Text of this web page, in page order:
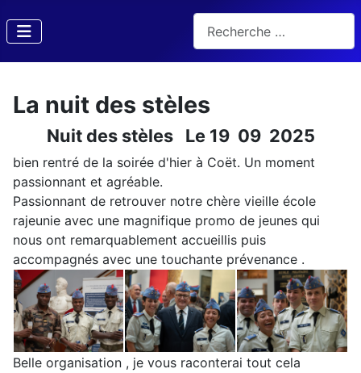
La nuit des stèles
Nuit des stèles Le 19 09 2025
bien rentré de la soirée d'hier à Coët. Un moment
passionnant et agréable.
Passionnant de retrouver notre chère vieille école
rajeunie avec une magnifique promo de jeunes qui
nous ont remarquablement accueillis puis
accompagnés avec une touchante prévenance .
Belle organisation , je vous raconterai tout cela